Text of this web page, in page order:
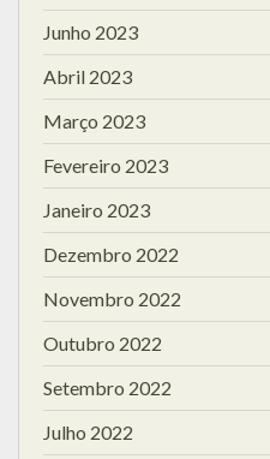
Junho 2023
Abril 2023
Março 2023
Fevereiro 2023
Janeiro 2023
Dezembro 2022
Novembro 2022
Outubro 2022
Setembro 2022
Julho 2022